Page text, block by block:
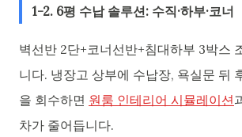
1-2. 6평 수납 솔루션: 수직·하부·코너
벽선반 2단+코너선반+침대하부 3박스
니다. 냉장고 상부에 수납장, 욕실문 뒤
을 회수하면 원룸 인테리어 시뮬레이션
차가 줄어듭니다.